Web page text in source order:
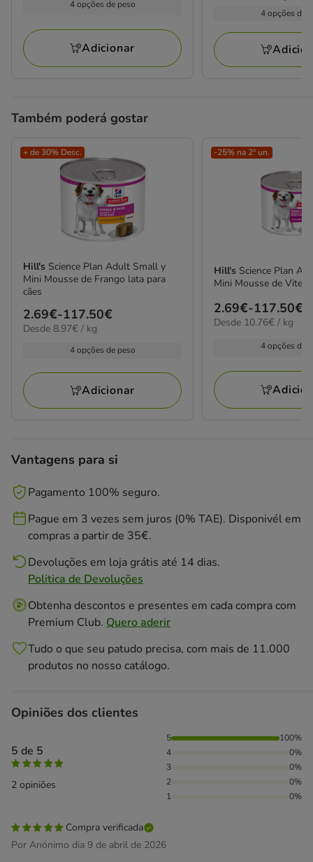
213.60€
4 opções de peso
Adicionar
avaliações
174.28€
4 opções de
Também poderá gostar
+ de 30% Desc.
Hill's Science Plan Adult Small y
Mini Mousse de Frango lata para
cães
Preço
de
117.50€
2.69€-117.50€
8.97€
Desde 8.97€ / kg
4 opções de peso
Adicionar
-25% na 2ª un.
Hill's Science Plan
Mini Mousse de Vitela
Preço
de
117.50€
2.69€-117.50€
10.76€
Desde 10.76€ / kg
4 opções de
Vantagens para si
Pagamento 100% seguro.
Pague em 3 vezes sem juros (0% TAE). Disponivél em
compras a partir de 35€.
Devoluções em loja grátis até 14 dias.
Politica de Devoluções
Obtenha descontos e presentes em cada compra com
Premium Club. Quero aderir
Tudo o que seu patudo precisa, com mais de 11.000
produtos no nosso catálogo.
Opiniões dos clientes
5 de 5
2 opiniões
100% das pessoas avaliaram com 5 estrelas,
5
100%
4
0%
3
0%
2
0%
1
0%
Compra verificada
Por Anónimo dia 9 de abril de 2026